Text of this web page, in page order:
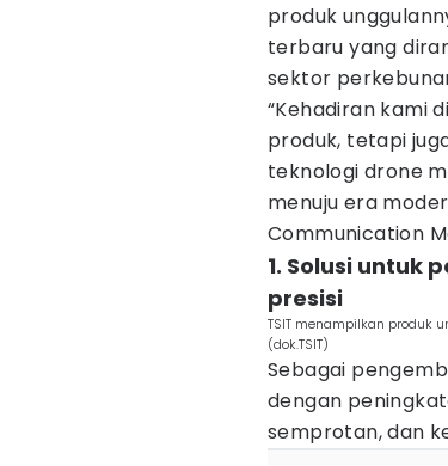
produk
terbaru yang
sektor
“Kehadiran kami
produk, tetapi
teknologi drone
menuju era
Communication
1. Solusi untuk
presisi
TSIT menampilkan produk
(dok.TSIT)
Sebagai
dengan
semprotan, dan